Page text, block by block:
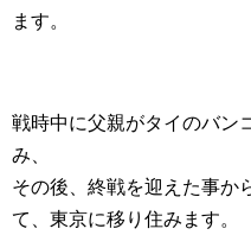
ます。
戦時中に父親がタイのバン
み、
その後、終戦を迎えた事か
て、東京に移り住みます。